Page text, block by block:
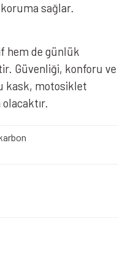
sağlar.
hem de günlük
Güvenliği, konforu ve
kask, motosiklet